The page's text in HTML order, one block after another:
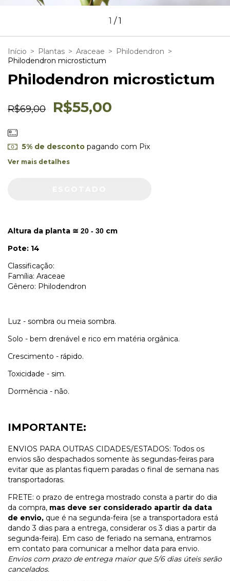
1 /1
Início > Plantas > Araceae > Philodendron >
Philodendron microstictum
Philodendron microstictum
R$69,00 R$55,00
5% de descontopagando com Pix
Ver mais detalhes
Altura da planta ≅ 20 - 30 cm
Pote: 14
Classificação:
Família: Araceae
Gênero: Philodendron
Luz - sombra ou meia sombra.
Solo - bem drenável e rico em matéria orgânica.
Crescimento - rápido.
Toxicidade - sim.
Dormência - não.
IMPORTANTE:
ENVIOS PARA OUTRAS CIDADES/ESTADOS: Todos os
envios são despachados somente às segundas-feiras para
evitar que as plantas fiquem paradas o final de semana nas
transportadoras.
FRETE: o prazo de entrega mostrado consta a partir do dia
da compra, mas deve ser considerado apartir da data
de envio, que é na segunda-feira (se a transportadora está
dando 3 dias para a entrega, considerar os 3 dias a partir da
segunda-feira). Em caso de feriado na semana, entramos
em contato para comunicar a melhor data para envio.
Envios com prazo de entrega maior que 5/6 dias úteis serão
cancelados.